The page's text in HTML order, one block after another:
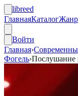
libreed
ГлавнаяКаталог
Войти
Главная›
Фогель›Послушание